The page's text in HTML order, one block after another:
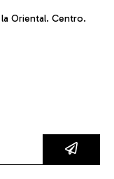
la Oriental. Centro.